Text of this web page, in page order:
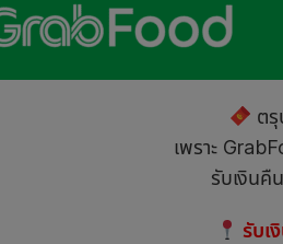
ต
เพราะ
รับเงินคื
รับเ